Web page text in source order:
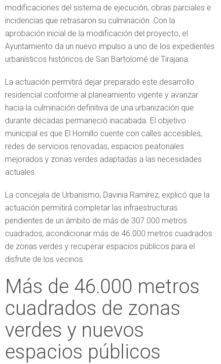
modificaciones del sistema de ejecución, obras parciales e
incidencias que retrasaron su culminación. Con la
aprobación inicial de la modificación del proyecto, el
Ayuntamiento da un nuevo impulso a uno de los expedientes
urbanísticos históricos de San Bartolomé de Tirajana.
La actuación permitirá dejar preparado este desarrollo
residencial conforme al planeamiento vigente y avanzar
hacia la culminación definitiva de una urbanización que
durante décadas permaneció inacabada. El objetivo
municipal es que El Hornillo cuente con calles accesibles,
redes de servicios renovadas, espacios peatonales
mejorados y zonas verdes adaptadas a las necesidades
actuales.
La concejala de Urbanismo, Davinia Ramírez, explicó que la
actuación permitirá completar las infraestructuras
pendientes de un ámbito de más de 307.000 metros
cuadrados, acondicionar más de 46.000 metros cuadrados
de zonas verdes y recuperar espacios públicos para el
disfrute de los vecinos.
Más de 46.000 metros
cuadrados de zonas
verdes y nuevos
espacios públicos